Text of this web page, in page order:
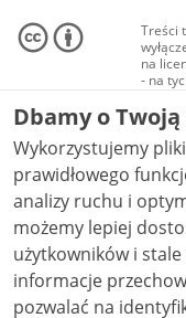
Treści
na
- na
audio i
NC-
Dbamy o
Wykorzystujemy
prawidłowego
analizy ruchu i
możemy lepiej
użytkowników i stale
informacje
pozwalać na